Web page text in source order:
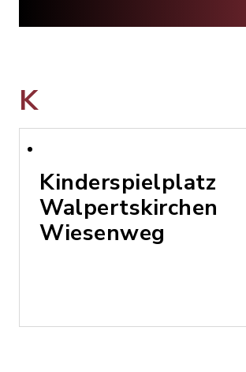
K
Kinderspielplatz
Walpertskirchen
Wiesenweg